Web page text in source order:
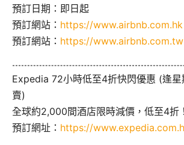
預訂日期：即日起
預訂網站： https://www.airbnb.com.hk
預訂網站： https://www.airbnb.com.tw
Expedia 72小時低至4折快閃優惠 (逢
賣)
全球約2,000間酒店限時減價，低至4折！
預訂網址： https://